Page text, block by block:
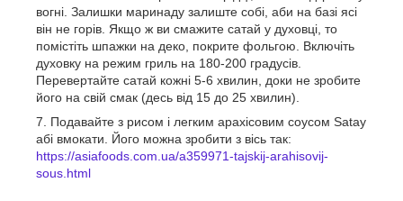
вогні. Залишки маринаду залиште собі, аби на базі ясі
він не горів. Якщо ж ви смажите сатай у духовці, то
помістіть шпажки на деко, покрите фольгою. Включіть
духовку на режим гриль на 180-200 градусів.
Перевертайте сатай кожні 5-6 хвилин, доки не зробите
його на свій смак (десь від 15 до 25 хвилин).
Подавайте з рисом і легким арахісовим соусом Satay
абі вмокати. Його можна зробити з вісь так:
https://asiafoods.com.ua/a359971-tajskij-arahisovij-
sous.html